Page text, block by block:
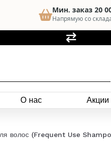
Мин. заказ 20
Напрямую со
О нас Акции
волос (Frequent Use